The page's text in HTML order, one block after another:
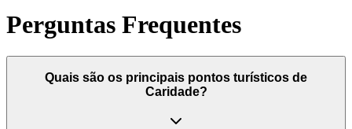
Perguntas Frequentes
Quais são os principais pontos turísticos de
Caridade?